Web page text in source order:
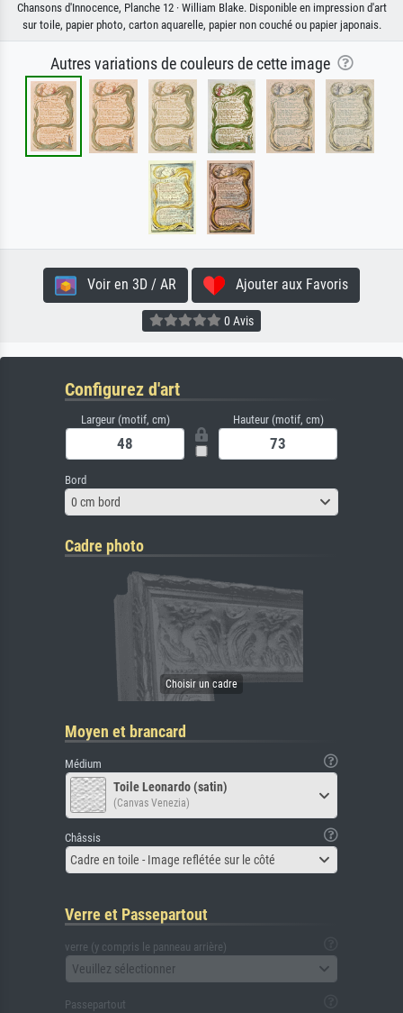
Chansons d'Innocence, Planche 12 · William Blake. Disponible en impression d'art
sur toile, papier photo, carton aquarelle, papier non couché ou papier japonais.
Autres variations de couleurs de cette image
Voir en 3D / AR Ajouter aux Favoris
0 Avis
Configurez d'art
Largeur (motif, cm) Hauteur (motif, cm)
Bord
0 cm bord
Cadre photo
Moyen et brancard
Médium
Toile Leonardo (satin)
(Canvas Venezia)
Châssis
Cadre en toile - Image reflétée sur le côté
Verre et Passepartout
verre (y compris le panneau arrière)
Veuillez sélectionner
Passepartout